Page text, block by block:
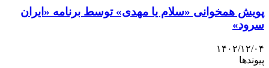
پویش همخوانی «سلام یا مهدی» توسط برنامه «ایران
سرود»
۱۴۰۲/۱۲/۰۴
پیوندها